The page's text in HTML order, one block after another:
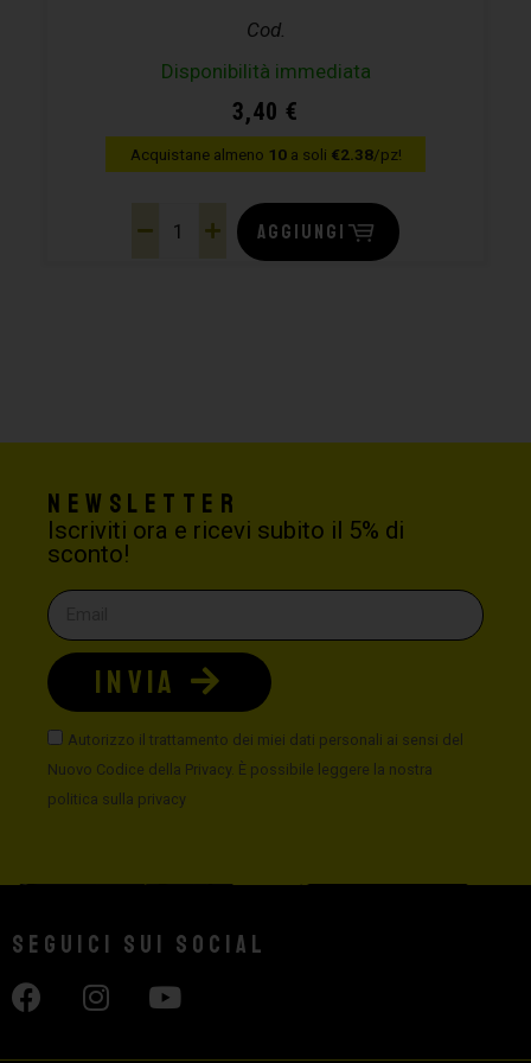
Cod.
Disponibilità immediata
3,40 €
Acquistane almeno 10a soli €2.38/pz!
AGGIUNGI
Newsletter
Iscriviti ora e ricevi subito il 5% di
sconto!
Autorizzo il trattamento dei miei dati personali ai sensi del
Nuovo Codice della Privacy. È possibile leggere la nostra
politica sulla privacy
INVIA
Seguici sui social